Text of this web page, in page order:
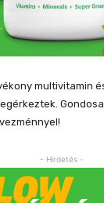
multivitamin
- Hirdetés -